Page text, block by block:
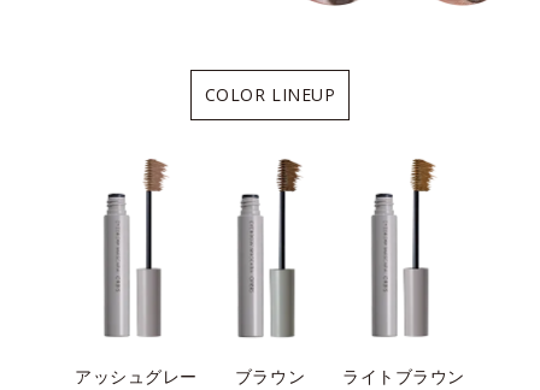
COLOR LINEUP
アッシュグレー ブラウン ライトブラウン